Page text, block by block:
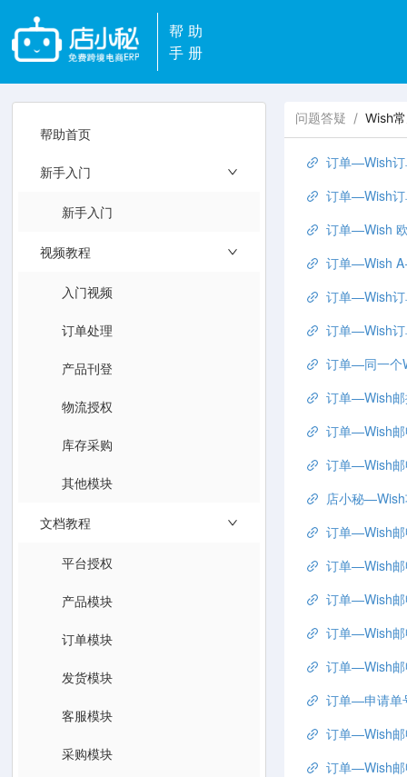
帮助
手册
帮助首页
新手入门
新手入门
视频教程
入门视频
订单处理
产品刊登
物流授权
库存采购
其他模块
文档教程
平台授权
产品模块
订单模块
发货模块
客服模块
采购模块
问题答疑 / Wish
订单—Wish订
订单—Wish订
订单—Wish
订单—Wish
订单—Wish订
订单—Wish订
订单—同一个
订单—Wish邮
订单—Wish邮
订单—Wish邮
店小秘
订单—Wish邮
订单—Wish邮
订单—Wish邮
订单—Wish邮
订单—Wish邮
订单—申请单
订单—Wish邮
订单—Wish邮